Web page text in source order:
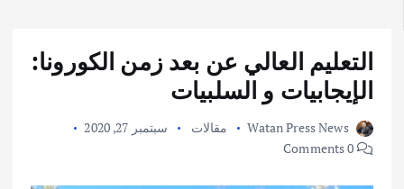
التعليم العالي عن بعد زمن الكورونا:
الإيجابيات و السلبيات
Watan Press News مقالات
سبتمبر 27, 2020